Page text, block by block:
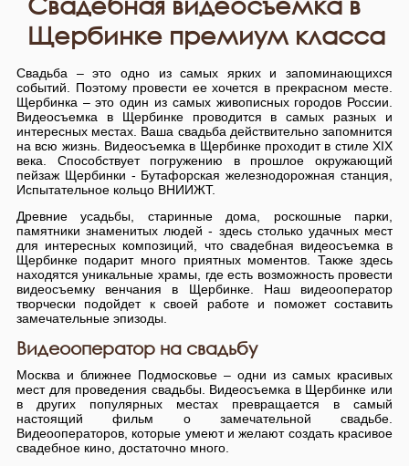
Щербинке премиум класса
Свадьба – это одно из самых ярких и запоминающихся
событий. Поэтому провести ее хочется в прекрасном месте.
Щербинка – это один из самых живописных городов России.
Видеосъемка в Щербинке проводится в самых разных и
интересных местах. Ваша свадьба действительно запомнится
на всю жизнь. Видеосъемка в Щербинке проходит в стиле XIX
века. Способствует погружению в прошлое окружающий
пейзаж Щербинки - Бутафорская железнодорожная станция,
Испытательное кольцо ВНИИЖТ.
Древние усадьбы, старинные дома, роскошные парки,
памятники знаменитых людей - здесь столько удачных мест
для интересных композиций, что свадебная видеосъемка в
Щербинке подарит много приятных моментов. Также здесь
находятся уникальные храмы, где есть возможность провести
видеосъемку венчания в Щербинке. Наш видеооператор
творчески подойдет к своей работе и поможет составить
замечательные эпизоды.
Видеооператор на свадьбу
Москва и ближнее Подмосковье – одни из самых красивых
мест для проведения свадьбы. Видеосъемка в Щербинке или
в других популярных местах превращается в самый
настоящий фильм о замечательной свадьбе.
Видеооператоров, которые умеют и желают создать красивое
свадебное кино, достаточно много.